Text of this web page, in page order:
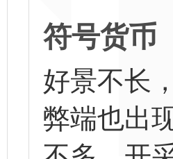
符号货币
好景不长
弊端也出